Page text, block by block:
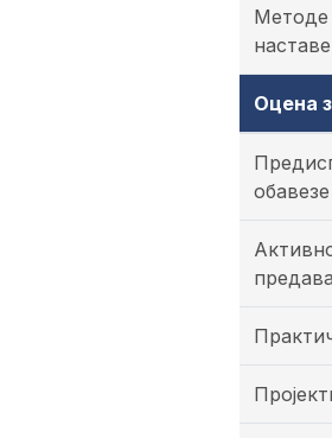
наставе
Оцена
обавезе